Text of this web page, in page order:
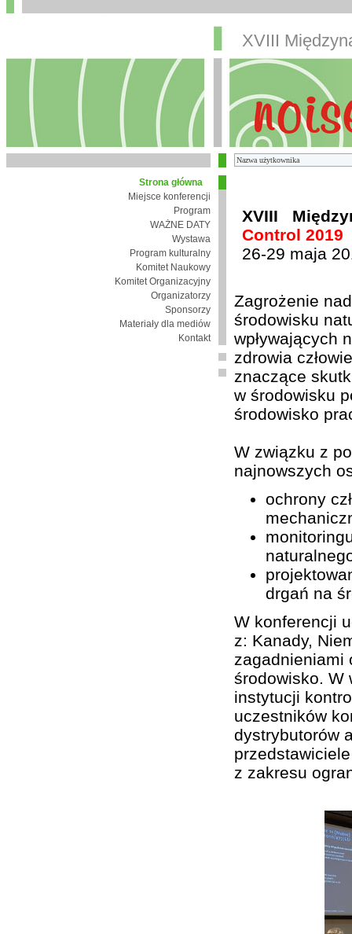
XVIII
Strona główna
Miejsce konferencji
Program
WAŻNE DATY
Wystawa
Program kulturalny
Komitet Naukowy
Komitet Organizacyjny
Organizatorzy
Sponsorzy
Materiały dla mediów
Kontakt
XVIII
Control 2019
26-29 maja
Zagrożenie
środowisku
wpływających
zdrowia
znaczące
w środowisku
środowisko
W związku z
najnowszych
ochrony
drgań na
W konferencji
z: Kanady,
zagadnieniami
środowisko. W
instytucji
uczestników
dystrybutorów
z zakresu